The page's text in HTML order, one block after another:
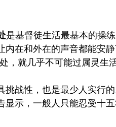
是基督徒生活最基本的操
在和外在的声音都能安
，就几乎不可能过属灵生活
战性，也是最少人实行
示，一般人只能忍受十